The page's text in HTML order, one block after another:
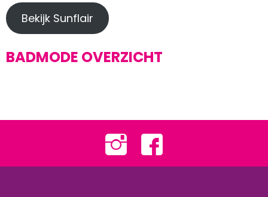
Bekijk Sunflair
BADMODE OVERZICHT